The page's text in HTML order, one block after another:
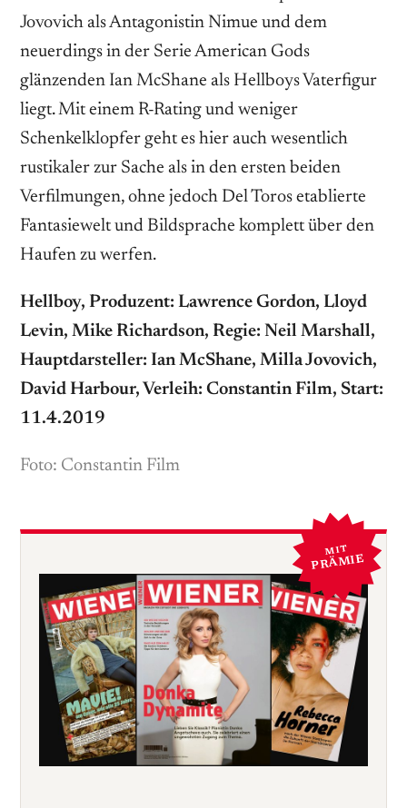
Jovovich als Antagonistin Nimue und dem
neuerdings in der Serie American Gods
glänzenden Ian McShane als Hellboys Vaterfigur
liegt. Mit einem R-Rating und weniger
Schenkelklopfer geht es hier auch wesentlich
rustikaler zur Sache als in den ersten beiden
Verfilmungen, ohne jedoch Del Toros etablierte
Fantasiewelt und Bildsprache komplett über den
Haufen zu werfen.
Hellboy, Produzent: Lawrence Gordon, Lloyd
Levin, Mike Richardson, Regie: Neil Marshall,
Hauptdarsteller: Ian McShane, Milla Jovovich,
David Harbour, Verleih: Constantin Film, Start:
11.4.2019
Foto: Constantin Film
MIT
PRÄMIE